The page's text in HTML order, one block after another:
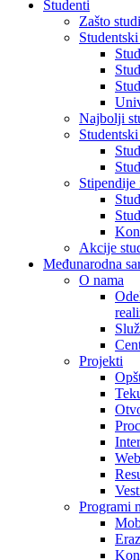
Studenti
Zašto
Najbolji
Stipendije
Akcije
Međunarodna
O nama
Projekti
Programi